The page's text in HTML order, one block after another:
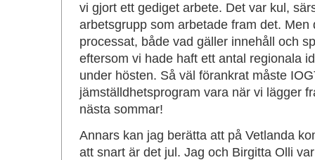
vi gjort ett gediget arbete. Det var kul,
arbetsgrupp som arbetade fram det.
processat, både vad gäller innehåll och
eftersom vi hade haft ett antal regionala
under hösten. Så väl förankrat måste
jämställdhetsprogram vara när vi lägger
nästa sommar!
Annars kan jag berätta att på Vetlanda
att snart är det jul. Jag och Birgitta Olli